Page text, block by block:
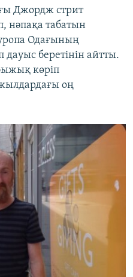
Джордж стрит
нәпақа табатын
Одағының
беретінін айтты.
көріп
оң